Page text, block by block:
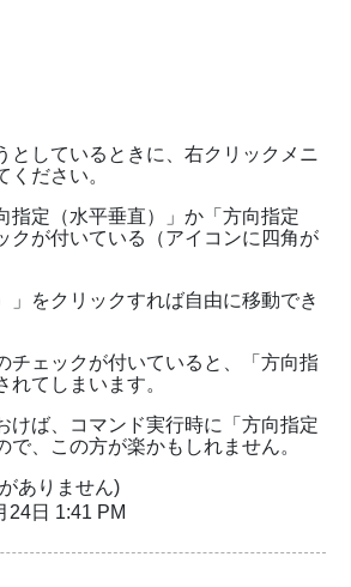
としているときに、右クリックメニ
ください。
指定（水平垂直）」か「方向指定
クが付いている（アイコンに四角が
」をクリックすれば自由に移動でき
チェックが付いていると、「方向指
れてしまいます。
けば、コマンド実行時に「方向指定
で、この方が楽かもしれません。
ありません)
24日 1:41 PM